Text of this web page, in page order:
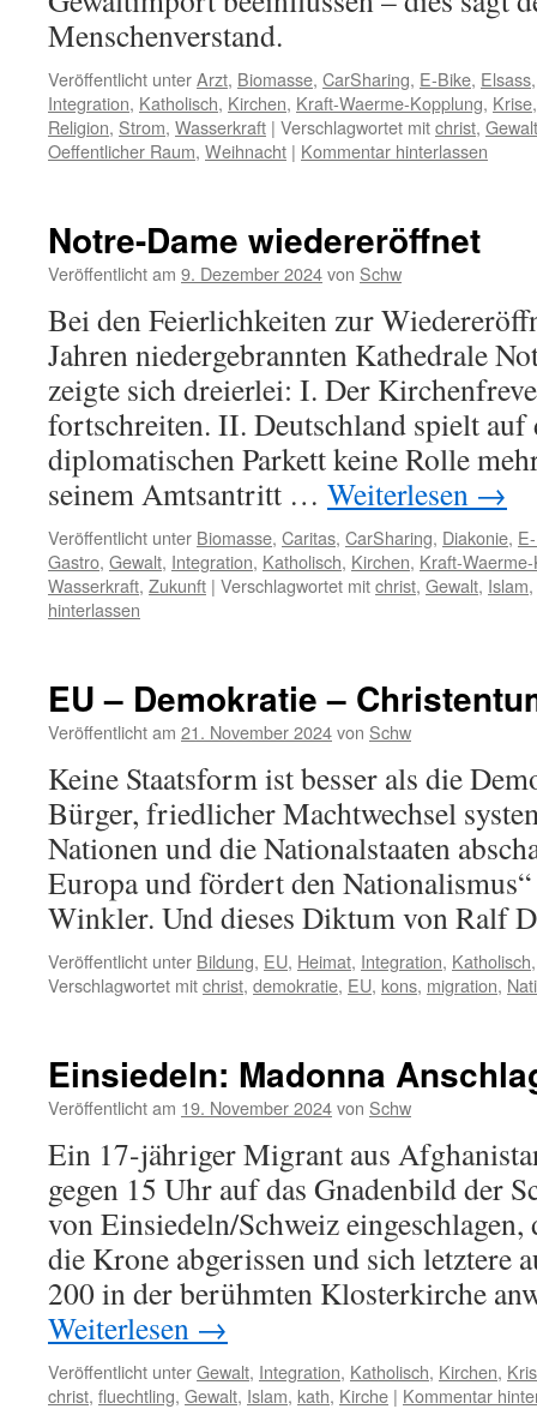
Menschenverstand.
Veröffentlicht unterArzt, Biomasse, CarSharing, E-Bike, Elsass
Integration, Katholisch, Kirchen, Kraft-Waerme-Kopplung, Krise
Religion, Strom, Wasserkraft | Verschlagwortet mitchrist, Gewalt
Oeffentlicher Raum, Weihnacht | Kommentar hinterlassen
Notre-Dame wiedereröffnet
Veröffentlicht am 9. Dezember 2024von Schw
Bei den Feierlichkeiten zur
Jahren niedergebrannten Kathedrale
zeigte sich dreierlei: I. Der
fortschreiten. II. Deutschland spielt
diplomatischen Parkett keine Rolle
seinem Amtsantritt … Weiterlesen →
Veröffentlicht unter Biomasse, Caritas, CarSharing, Diakonie,
Gastro, Gewalt, Integration, Katholisch, Kirchen, Kraft-
Wasserkraft, Zukunft | Verschlagwortet mitchrist, Gewalt, Islam,
hinterlassen
EU – Demokratie –
Veröffentlicht am 21. November 2024von Schw
Keine Staatsform ist besser als die
Bürger, friedlicher Machtwechsel
Nationen und die Nationalstaaten
Europa und fördert den
Winkler. Und dieses Diktum von Ralf
Veröffentlicht unter Bildung, EU, Heimat, Integration, Katholisch
Verschlagwortet mitchrist, demokratie, EU, kons, migration,
Einsiedeln: Madonna
Veröffentlicht am 19. November 2024von Schw
Ein 17-jähriger Migrant aus
gegen 15 Uhr auf das Gnadenbild der
von Einsiedeln/Schweiz
die Krone abgerissen und sich letztere
200 in der berühmten Klosterkirche
Weiterlesen →
Veröffentlicht unterGewalt, Integration, Katholisch, Kirchen,
christ, fluechtling, Gewalt, Islam, kath, Kirche | Kommentar